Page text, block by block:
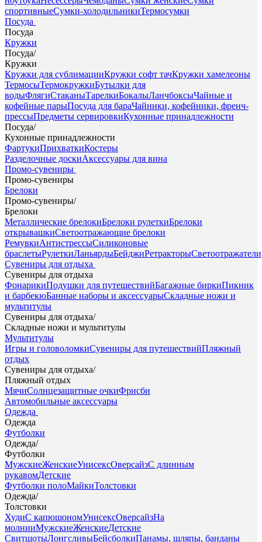
спортивныеСумки-холодильникиТермосумки
Посуда
Посуда
Кружки
Посуда/
Кружки
Кружки для сублимацииКружки софт тачКружки хамелеоны
ТермосыТермокружкиБутылки для
водыФлягиСтаканыТарелкиБокалыЛанчбоксыЧайные и
кофейные парыПосуда для бараЧайники, кофейники, френч-
прессыПредметы сервировкиКухонные принадлежности
Посуда/
Кухонные принадлежности
ФартукиПрихваткиКостеры
Разделочные доскиАксессуары для вина
Промо-сувениры
Промо-сувениры
Брелоки
Промо-сувениры/
Брелоки
Металлические брелокиБрелоки рулеткиБрелоки
открывашкиСветоотражающие брелоки
РемувкиАнтистрессыСиликоновые
браслетыРулеткиЛаньярдыБейджиРетракторыСветоотражатели
Сувениры для отдыха
Сувениры для отдыха
ФонарикиПодушки для путешествийБагажные биркиПикник
и барбекюБанные наборы и аксессуарыСкладные ножи и
мультитулы
Сувениры для отдыха/
Складные ножи и мультитулы
Мультитулы
Игры и головоломкиСувениры для путешествийПляжный
отдых
Сувениры для отдыха/
Пляжный отдых
МячиСолнцезащитные очкиФрисби
Автомобильные аксессуары
Одежда
Одежда
Футболки
Одежда/
Футболки
МужскиеЖенскиеУнисексОверсайзС длинным
рукавомДетские
Футболки полоМайкиТолстовки
Одежда/
Толстовки
ХудиС капюшономУнисексОверсайзНа
молнииМужскиеЖенскиеДетские
СвитшотыЛонгсливыБейсболкиПанамы, шляпы, банданы